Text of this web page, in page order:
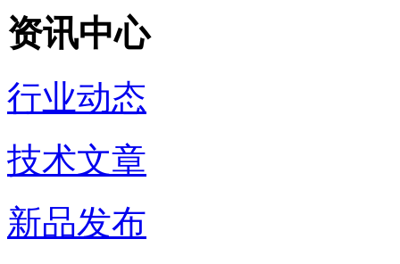
资讯中心
行业动态
技术文章
新品发布